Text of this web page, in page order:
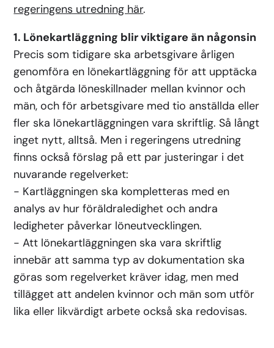
regeringens utredning här.
1. Lönekartläggning blir viktigare än någonsin
Precis som tidigare ska arbetsgivare årligen
genomföra en lönekartläggning för att upptäcka
och åtgärda löneskillnader mellan kvinnor och
män, och för arbetsgivare med tio anställda eller
fler ska lönekartläggningen vara skriftlig. Så långt
inget nytt, alltså. Men i regeringens utredning
finns också förslag på ett par justeringar i det
nuvarande regelverket:
- Kartläggningen ska kompletteras med en
analys av hur föräldraledighet och andra
ledigheter påverkar löneutvecklingen.
- Att lönekartläggningen ska vara skriftlig
innebär att samma typ av dokumentation ska
göras som regelverket kräver idag, men med
tillägget att andelen kvinnor och män som utför
lika eller likvärdigt arbete också ska redovisas.